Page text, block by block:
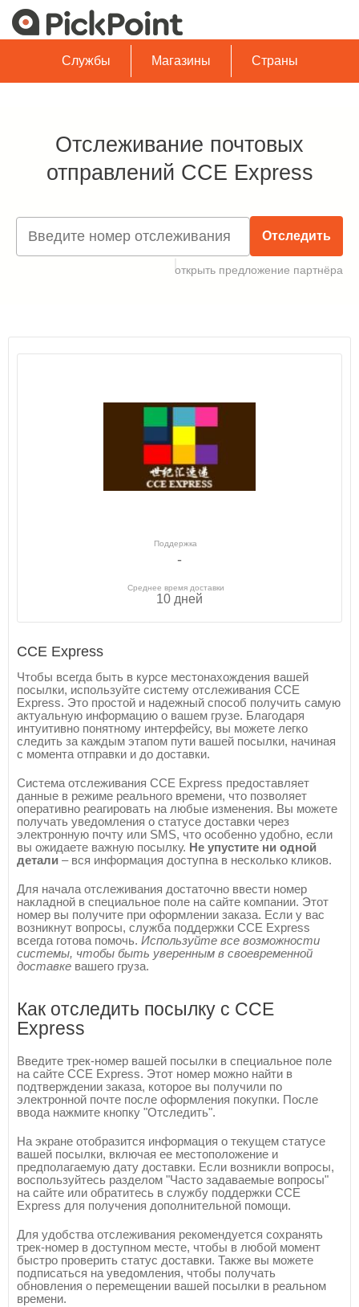
Службы Магазины Страны
Отслеживание почтовых
отправлений CCE Express
Отследить
открыть предложение партнёра
Поддержка
-
Среднее время доставки
10 дней
CCE Express
Чтобы всегда быть в курсе местонахождения вашей
посылки, используйте систему отслеживания CCE
Express. Это простой и надежный способ получить самую
актуальную информацию о вашем грузе. Благодаря
интуитивно понятному интерфейсу, вы можете легко
следить за каждым этапом пути вашей посылки, начиная
с момента отправки и до доставки.
Система отслеживания CCE Express предоставляет
данные в режиме реального времени, что позволяет
оперативно реагировать на любые изменения. Вы можете
получать уведомления о статусе доставки через
электронную почту или SMS, что особенно удобно, если
вы ожидаете важную посылку. Не упустите ни одной
детали – вся информация доступна в несколько кликов.
Для начала отслеживания достаточно ввести номер
накладной в специальное поле на сайте компании. Этот
номер вы получите при оформлении заказа. Если у вас
возникнут вопросы, служба поддержки CCE Express
всегда готова помочь. Используйте все возможности
системы, чтобы быть уверенным в своевременной
доставке вашего груза.
Как отследить посылку с CCE
Express
Введите трек-номер вашей посылки в специальное поле
на сайте CCE Express. Этот номер можно найти в
подтверждении заказа, которое вы получили по
электронной почте после оформления покупки. После
ввода нажмите кнопку "Отследить".
На экране отобразится информация о текущем статусе
вашей посылки, включая ее местоположение и
предполагаемую дату доставки. Если возникли вопросы,
воспользуйтесь разделом "Часто задаваемые вопросы"
на сайте или обратитесь в службу поддержки CCE
Express для получения дополнительной помощи.
Для удобства отслеживания рекомендуется сохранять
трек-номер в доступном месте, чтобы в любой момент
быстро проверить статус доставки. Также вы можете
подписаться на уведомления, чтобы получать
обновления о перемещении вашей посылки в реальном
времени.